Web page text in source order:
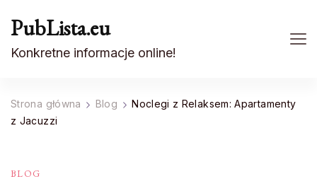
PubLista.eu
Konkretne informacje online!
Strona główna Blog
Noclegi z Relaksem: Apartamenty
z Jacuzzi
BLOG